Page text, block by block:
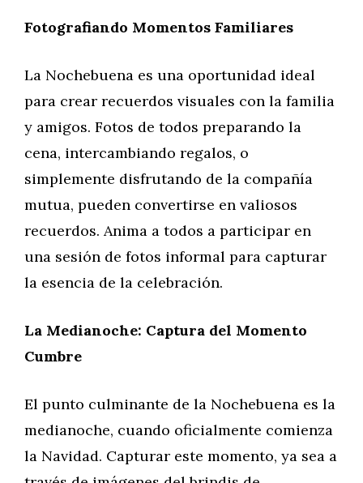
Fotografiando Momentos Familiares
La Nochebuena es una oportunidad ideal
para crear recuerdos visuales con la familia
y amigos. Fotos de todos preparando la
cena, intercambiando regalos, o
simplemente disfrutando de la compañía
mutua, pueden convertirse en valiosos
recuerdos. Anima a todos a participar en
una sesión de fotos informal para capturar
la esencia de la celebración.
La Medianoche: Captura del Momento
Cumbre
El punto culminante de la Nochebuena es la
medianoche, cuando oficialmente comienza
la Navidad. Capturar este momento, ya sea a